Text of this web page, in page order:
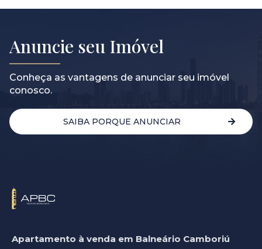
Anuncie seu Imóvel
Conheça as vantagens de anunciar seu imóvel
conosco.
SAIBA PORQUE ANUNCIAR
Apartamento à venda em Balneário Camboriú